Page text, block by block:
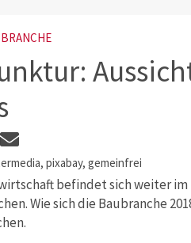
pixabay, gemeinfrei
befindet sich weiter
Wie sich die Baubranche